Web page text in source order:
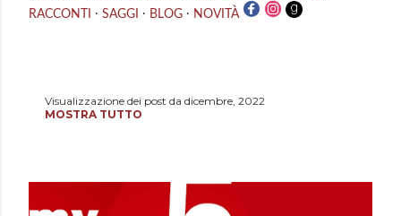
RACCONTI · SAGGI · BLOG · NOVITÀ
t
Visualizzazione dei post da dicembre, 2022
MOSTRA TUTTO